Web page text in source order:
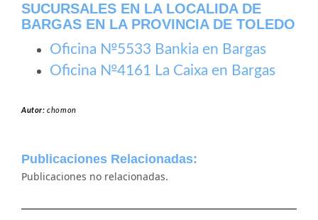
SUCURSALES EN LA LOCALIDA DE
BARGAS EN LA PROVINCIA DE TOLEDO
Oficina №5533 Bankia en Bargas
Oficina №4161 La Caixa en Bargas
Autor:chomon
Publicaciones Relacionadas:
Publicaciones no relacionadas.